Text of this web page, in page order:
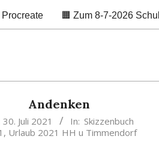
Procreate 🟧 Zum 8-7-2026
Andenken
30. Juli 2021 In: Skizzenbuch
, Urlaub 2021 HH u Timmendorf